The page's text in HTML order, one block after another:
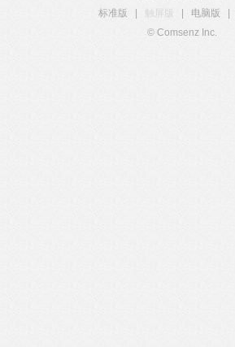
标准版
触屏版 电脑版
© Comsenz Inc.